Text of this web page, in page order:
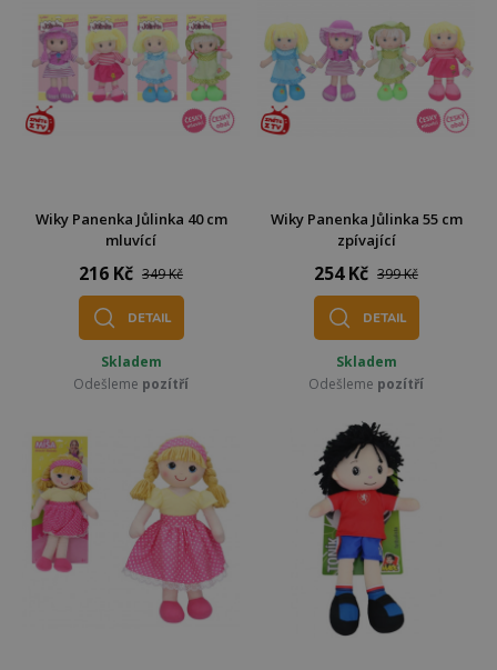
Wiky Panenka Jůlinka 40 cm
mluvící
216 Kč 349 Kč
DETAIL
Skladem
Odešleme pozítří
Wiky Panenka Jůlinka 55 cm
zpívající
254 Kč 399 Kč
DETAIL
Skladem
Odešleme pozítří